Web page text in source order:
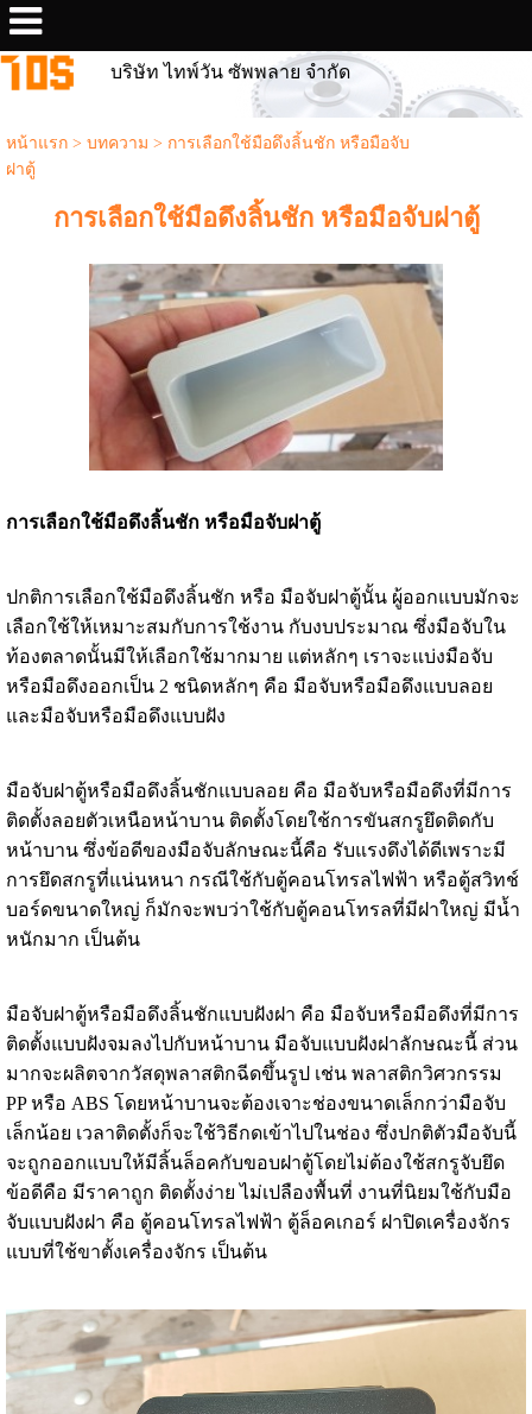
บริษัท ไทพ์วัน ซัพพลาย จำกัด
หน้าแรก> บทความ > การเลือกใช้มือดึงลิ้นชัก หรือมือจับ
ฝาตู้
การเลือกใช้มือดึงลิ้นชัก หรือมือจับฝาตู้
การเลือกใช้มือดึงลิ้นชัก หรือมือจับฝาตู้
ปกติการเลือกใช้มือดึงลิ้นชัก หรือ มือจับฝาตู้นั้น ผู้ออกแบบมักจะ
เลือกใช้ให้เหมาะสมกับการใช้งาน กับงบประมาณ ซึ่งมือจับใน
ท้องตลาดนั้นมีให้เลือกใช้มากมาย แต่หลักๆ เราจะแบ่งมือจับ
หรือมือดึงออกเป็น 2 ชนิดหลักๆ คือ มือจับหรือมือดึงแบบลอย
และมือจับหรือมือดึงแบบฝัง
มือจับฝาตู้หรือมือดึงลิ้นชักแบบลอย คือ มือจับหรือมือดึงที่มีการ
ติดตั้งลอยตัวเหนือหน้าบาน ติดตั้งโดยใช้การขันสกรูยึดติดกับ
หน้าบาน ซึ่งข้อดีของมือจับลักษณะนี้คือ รับแรงดึงได้ดีเพราะมี
การยึดสกรูที่แน่นหนา กรณีใช้กับตู้คอนโทรลไฟฟ้า หรือตู้สวิทช์
บอร์ดขนาดใหญ่ ก็มักจะพบว่าใช้กับตู้คอนโทรลที่มีฝาใหญ่ มีน้ำ
หนักมาก เป็นต้น
มือจับฝาตู้หรือมือดึงลิ้นชักแบบฝังฝา คือ มือจับหรือมือดึงที่มีการ
ติดตั้งแบบฝังจมลงไปกับหน้าบาน มือจับแบบฝังฝาลักษณะนี้ ส่วน
มากจะผลิตจากวัสดุพลาสติกฉีดขึ้นรูป เช่น พลาสติกวิศวกรรม
PP หรือ ABS โดยหน้าบานจะต้องเจาะช่องขนาดเล็กกว่ามือจับ
เล็กน้อย เวลาติดตั้งก็จะใช้วิธีกดเข้าไปในช่อง ซึ่งปกติตัวมือจับนี้
จะถูกออกแบบให้มีลิ้นล็อคกับขอบฝาตู้โดยไม่ต้องใช้สกรูจับยึด
ข้อดีคือ มีราคาถูก ติดตั้งง่าย ไม่เปลืองพื้นที่ งานที่นิยมใช้กับมือ
จับแบบฝังฝา คือ ตู้คอนโทรลไฟฟ้า ตู้ล็อคเกอร์ ฝาปิดเครื่องจักร
แบบที่ใช้ขาตั้งเครื่องจักร เป็นต้น